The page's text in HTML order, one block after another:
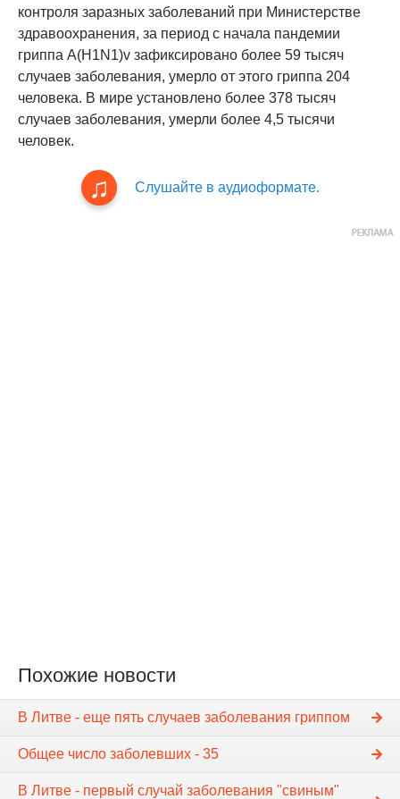
контроля заразных заболеваний при Министерстве
здравоохранения, за период с начала пандемии
гриппа A(H1N1)v зафиксировано более 59 тысяч
случаев заболевания, умерло от этого гриппа 204
человека. В мире установлено более 378 тысяч
случаев заболевания, умерли более 4,5 тысячи
человек.
Слушайте в аудиоформате.
Похожие новости
В Литве - еще пять случаев заболевания гриппом
Общее число заболевших - 35
В Литве - первый случай заболевания "свиным"